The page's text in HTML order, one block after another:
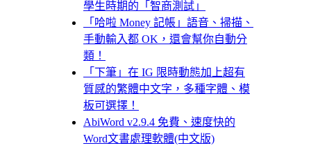
學生時期的「智商測試」
「哈啦 Money 記帳」語音、掃描、
手動輸入都 OK，還會幫你自動分
類！
「下筆」在 IG 限時動態加上超有
質感的繁體中文字，多種字體、模
板可選擇！
AbiWord v2.9.4 免費、速度快的
Word文書處理軟體(中文版)